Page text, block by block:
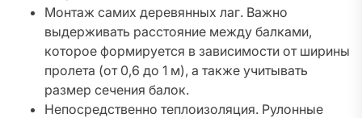
Монтаж самих деревянных лаг. Важно
выдерживать расстояние между балками,
которое формируется в зависимости от ширины
пролета (от 0,6 до 1 м), а также учитывать
размер сечения балок.
Непосредственно теплоизоляция. Рулонные